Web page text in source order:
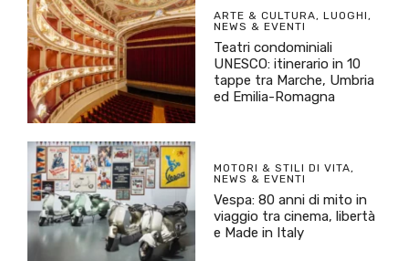
ARTE & CULTURA, LUOGHI,
NEWS & EVENTI
Teatri condominiali
UNESCO: itinerario in 10
tappe tra Marche, Umbria
ed Emilia-Romagna
MOTORI & STILI DI VITA,
NEWS & EVENTI
Vespa: 80 anni di mito in
viaggio tra cinema, libertà
e Made in Italy